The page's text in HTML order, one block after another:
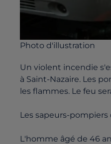
Photo d'illustration
Un violent incendie
à Saint-Nazaire. Les
les flammes. Le feu
Les sapeurs-
L'homme âgé de 46